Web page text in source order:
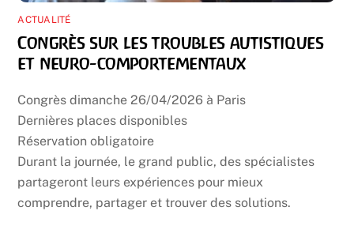
ACTUALITÉ
Congrès sur les troubles autistiques
et neuro-comportementaux
Congrès dimanche 26/04/2026 à Paris
Dernières places disponibles
Réservation obligatoire
Durant la journée, le grand public, des spécialistes
partageront leurs expériences pour mieux
comprendre, partager et trouver des solutions.